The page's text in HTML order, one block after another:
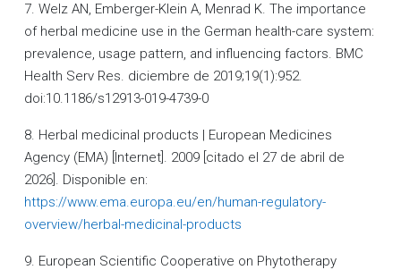
7. Welz AN, Emberger-Klein A, Menrad K. The importance
of herbal medicine use in the German health-care system:
prevalence, usage pattern, and influencing factors. BMC
Health Serv Res. diciembre de 2019;19(1):952.
doi:10.1186/s12913-019-4739-0
8. Herbal medicinal products | European Medicines
Agency (EMA) [Internet]. 2009 [citado el 27 de abril de
2026]. Disponible en:
https://www.ema.europa.eu/en/human-regulatory-
overview/herbal-medicinal-products
9. European Scientific Cooperative on Phytotherapy